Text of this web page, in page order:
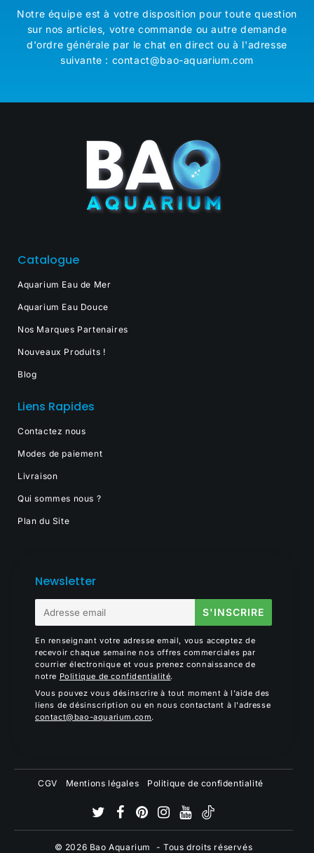
Notre équipe est à votre disposition pour toute question
sur nos articles, votre commande ou autre demande
d'ordre générale par le chat en direct ou à l'adresse
suivante : contact@bao-aquarium.com
Catalogue
Aquarium Eau de Mer
Aquarium Eau Douce
Nos Marques Partenaires
Nouveaux Produits !
Blog
Liens Rapides
Contactez nous
Modes de paiement
Livraison
Qui sommes nous ?
Plan du Site
Newsletter
mail
S'INSCRIRE
En renseignant votre adresse email, vous acceptez de
recevoir chaque semaine nos offres commerciales par
courrier électronique et vous prenez connaissance de
notre Politique de confidentialité.
Vous pouvez vous désinscrire à tout moment à l'aide des
liens de désinscription ou en nous contactant à l'adresse
contact@bao-aquarium.com.
CGV Mentions légales Politique de confidentialité
© 2026 Bao Aquarium - Tous droits réservés